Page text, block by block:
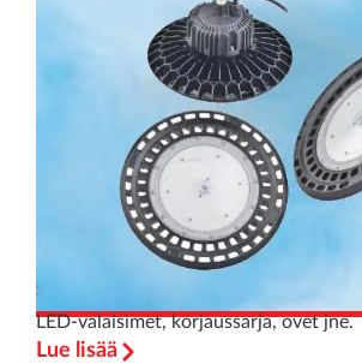
LED-valaisimet, korjaussarja, ovet jne.
Lue lisää